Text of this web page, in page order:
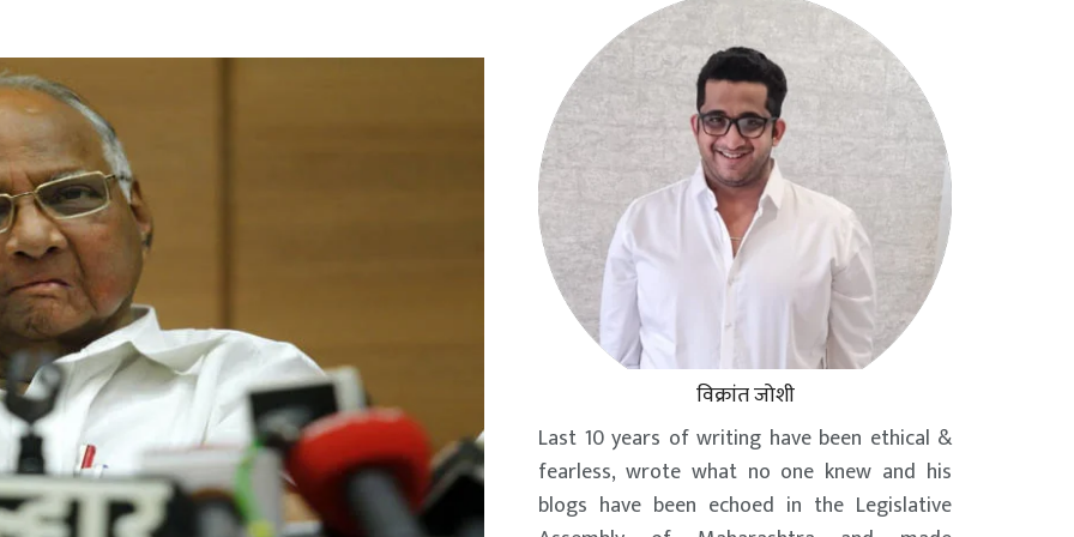
विक्रांत जोशी
Last 10 years of writing have been ethical &
fearless, wrote what no one knew and his
blogs have been echoed in the Legislative